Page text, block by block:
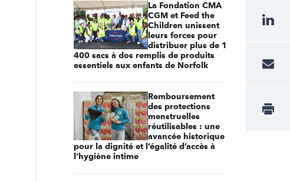
La Fondation CMA
CGM et Feed the
Children unissent
leurs forces pour
distribuer plus de 1
400 sacs à dos remplis de produits
essentiels aux enfants de Norfolk
Remboursement
des protections
menstruelles
réutilisables : une
avancée historique
pour la dignité et l’égalité d’accès à
l’hygiène intime